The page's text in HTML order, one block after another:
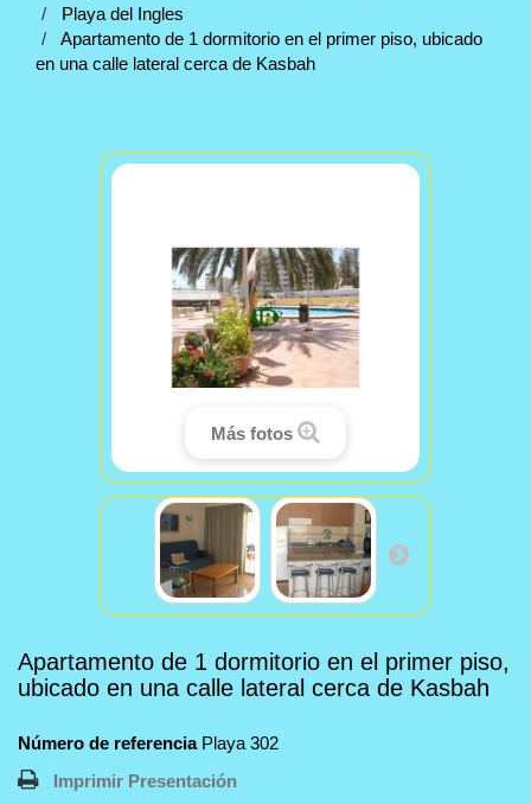
Playa del Ingles
Apartamento de 1 dormitorio en el primer piso, ubicado
en una calle lateral cerca de Kasbah
Más fotos
Apartamento de 1 dormitorio en el primer piso,
ubicado en una calle lateral cerca de Kasbah
Número de referencia Playa 302
Imprimir Presentación